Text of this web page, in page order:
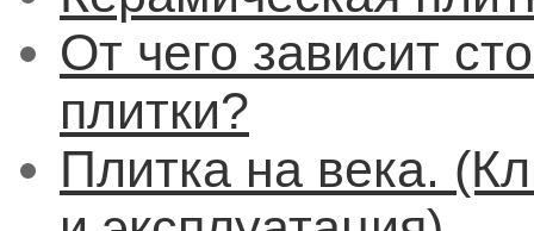
От чего зависит
плитки?
Плитка на века.